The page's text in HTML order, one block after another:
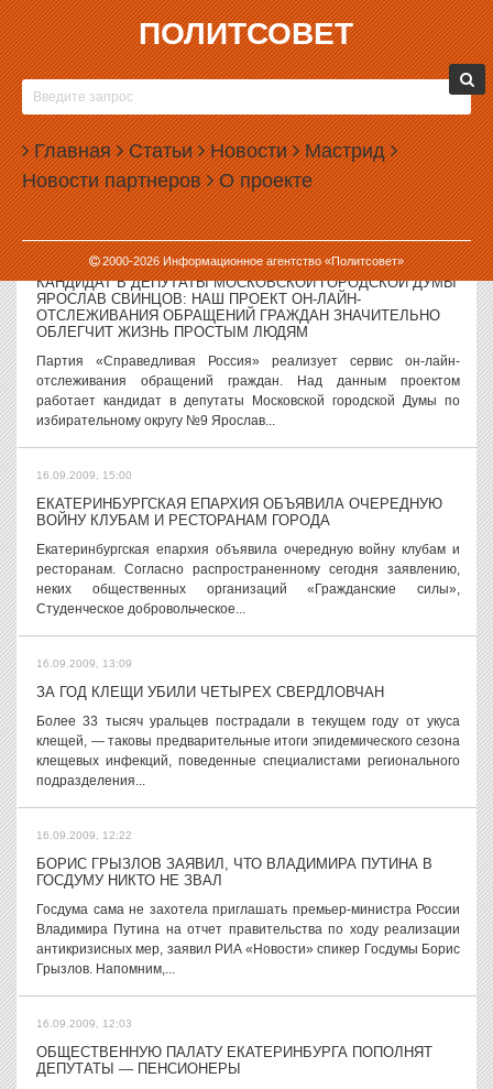
ПОЛИТСОВЕТ
Главная Статьи Новости Мастрид
Новости партнеров О проекте
2000-2026Информационное агентство «Политсовет»
16.09.2009, 15:59
ПРАВОСЛАВНЫЕ ЕКАТЕРИНБУРГА ПООБЕЩАЛИ НЕ
ТРОГАТЬ «ПОЖАРКУ» И «ИЛЬ ПАТИО»
Православные Екатеринбурга пообещали не требовать закрытия
ресторанов, расположенных вблизи строящегося в центре города
храма, но подтвердили объявление вендетты клубу «Де Бош».
Напомним, некие...
16.09.2009, 15:57
КАНДИДАТ В ДЕПУТАТЫ МОСКОВСКОЙ ГОРОДСКОЙ ДУМЫ
ЯРОСЛАВ СВИНЦОВ: НАШ ПРОЕКТ ОН-ЛАЙН-
ОТСЛЕЖИВАНИЯ ОБРАЩЕНИЙ ГРАЖДАН ЗНАЧИТЕЛЬНО
ОБЛЕГЧИТ ЖИЗНЬ ПРОСТЫМ ЛЮДЯМ
Партия «Справедливая Россия» реализует сервис он-лайн-
отслеживания обращений граждан. Над данным проектом
работает кандидат в депутаты Московской городской Думы по
избирательному округу №9 Ярослав...
16.09.2009, 15:00
ЕКАТЕРИНБУРГСКАЯ ЕПАРХИЯ ОБЪЯВИЛА ОЧЕРЕДНУЮ
ВОЙНУ КЛУБАМ И РЕСТОРАНАМ ГОРОДА
Екатеринбургская епархия объявила очередную войну клубам и
ресторанам. Согласно распространенному сегодня заявлению,
неких общественных организаций «Гражданские силы»,
Студенческое добровольческое...
16.09.2009, 13:09
ЗА ГОД КЛЕЩИ УБИЛИ ЧЕТЫРЕХ СВЕРДЛОВЧАН
Более 33 тысяч уральцев пострадали в текущем году от укуса
клещей, — таковы предварительные итоги эпидемического сезона
клещевых инфекций, поведенные специалистами регионального
подразделения...
16.09.2009, 12:22
БОРИС ГРЫЗЛОВ ЗАЯВИЛ, ЧТО ВЛАДИМИРА ПУТИНА В
ГОСДУМУ НИКТО НЕ ЗВАЛ
Госдума сама не захотела приглашать премьер-министра России
Владимира Путина на отчет правительства по ходу реализации
антикризисных мер, заявил РИА «Новости» спикер Госдумы Борис
Грызлов. Напомним,...
16.09.2009, 12:03
ОБЩЕСТВЕННУЮ ПАЛАТУ ЕКАТЕРИНБУРГА ПОПОЛНЯТ
ДЕПУТАТЫ — ПЕНСИОНЕРЫ